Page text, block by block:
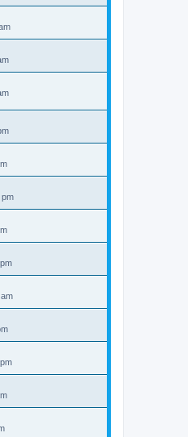
pm